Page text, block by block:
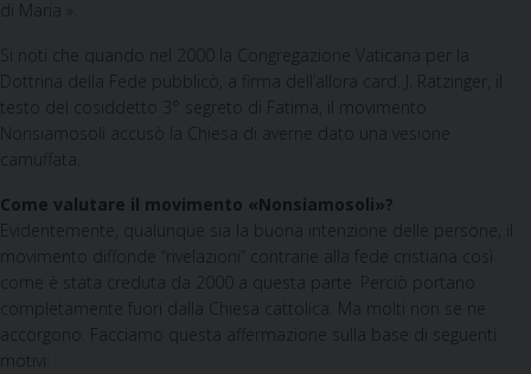
di Maria ».
Si noti che quando nel 2000 la Congregazione Vaticana per la
Dottrina della Fede pubblicò, a firma dell’allora card. J. Ratzinger, il
testo del cosiddetto 3° segreto di Fatima, il movimento
Nonsiamosoli accusò la Chiesa di averne dato una vesione
camuffata.
Come valutare il movimento «Nonsiamosoli»?
Evidentemente, qualunque sia la buona intenzione delle persone, il
movimento diffonde “rivelazioni” contrarie alla fede cristiana così
come è stata creduta da 2000 a questa parte. Perciò portano
completamente fuori dalla Chiesa cattolica. Ma molti non se ne
accorgono. Facciamo questa affermazione sulla base di seguenti
motivi: